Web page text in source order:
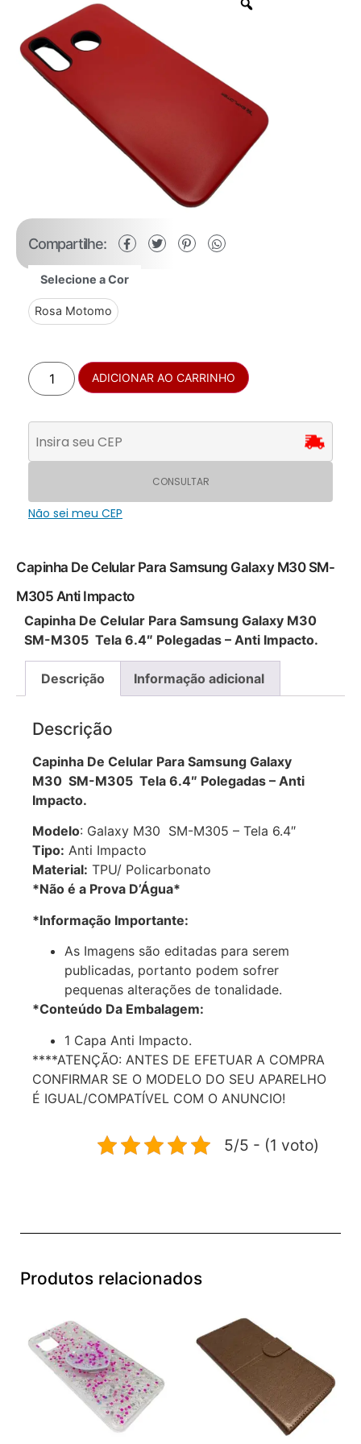
Capinha De Celular Para Samsung Galaxy M30 SM-
M305 Anti Impacto
Capinha De Celular Para Samsung Galaxy M30
SM-M305 Tela 6.4″ Polegadas – Anti Impacto.
Descrição Informação adicional
Descrição
Capinha De Celular Para Samsung Galaxy
M30 SM-M305 Tela 6.4″ Polegadas – Anti
Impacto.
Modelo: Galaxy M30 SM-M305 – Tela 6.4″
Tipo: Anti Impacto
Material: TPU/ Policarbonato
*Não é a Prova D’Água*
*Informação Importante:
As Imagens são editadas para serem
publicadas, portanto podem sofrer
pequenas alterações de tonalidade.
*Conteúdo Da Embalagem:
1 Capa Anti Impacto.
****ATENÇÃO: ANTES DE EFETUAR A COMPRA
CONFIRMAR SE O MODELO DO SEU APARELHO
É IGUAL/COMPATÍVEL COM O ANUNCIO!
5/5 - (1 voto)
Compartilhe:
Selecione a Cor
Rosa Motomo
ADICIONAR AO CARRINHO
CONSULTAR
Não sei meu CEP
Produtos relacionados